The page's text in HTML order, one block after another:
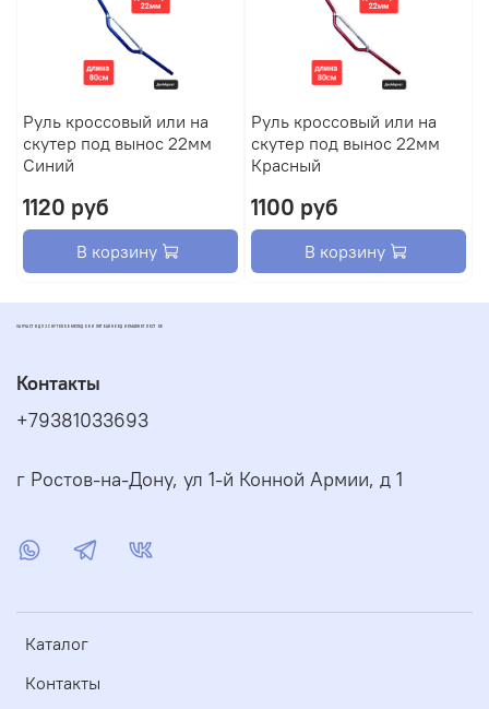
Руль кроссовый или на
скутер под вынос 22мм
Синий
1120 руб
В корзину
Руль кроссовый или на
скутер под вынос 22мм
Красный
1100 руб
В корзину
ЗАПЧАСТИ ДЛЯ СКУТЕРОВ МОПЕДОВ И ПИТБАЙКОВ ДИОМАРКЕТ РОСТОВ
Каталог
Контакты
Контакты
+79381033693
г Ростов-на-Дону, ул 1-й Конной Армии, д 1